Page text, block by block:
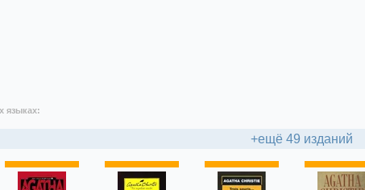
языках:
+ещё 49 изданий